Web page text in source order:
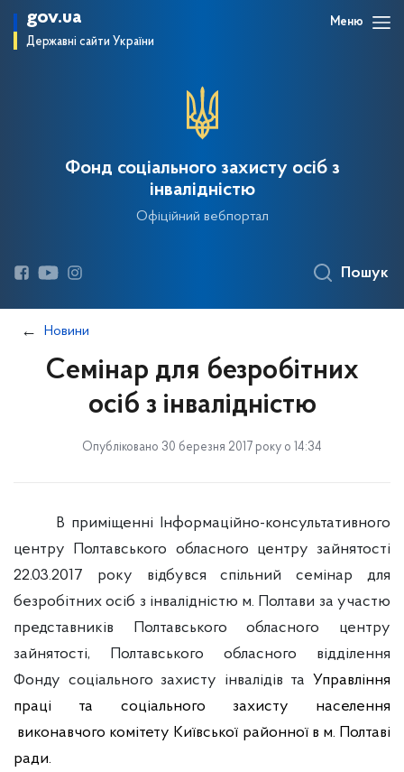
gov.ua
Державні сайти України
Меню
Фонд соціального захисту осіб з
інвалідністю
Офіційний вебпортал
Пошук
Новини
Семінар для безробітних
осіб з інвалідністю
Опубліковано 30 березня 2017 року о 14:34
В приміщенні Інформаційно-консультативного
центру Полтавського обласного центру зайнятості
22.03.2017 року відбувся спільний семінар для
безробітних осіб з інвалідністю м. Полтави за участю
представників Полтавського обласного центру
зайнятості, Полтавського обласного відділення
Фонду соціального захисту інвалідів та Управління
праці та соціального захисту населення
виконавчого комітету Київської районної в м. Полтаві
ради.